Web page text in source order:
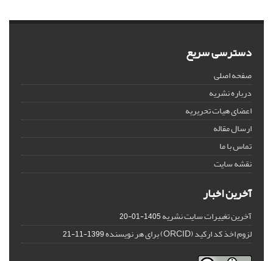
دسترسی سریع
صفحه اصلی
درباره نشریه
اعضای هیات تحریریه
ارسال مقاله
تماس با ما
نقشه سایت
آخرین اخبار
آخرین تغییرات سایت نشریه1405-01-20
لزوم اخذ کد ارکید (ORCID) برای هر نویسنده 1399-11-21